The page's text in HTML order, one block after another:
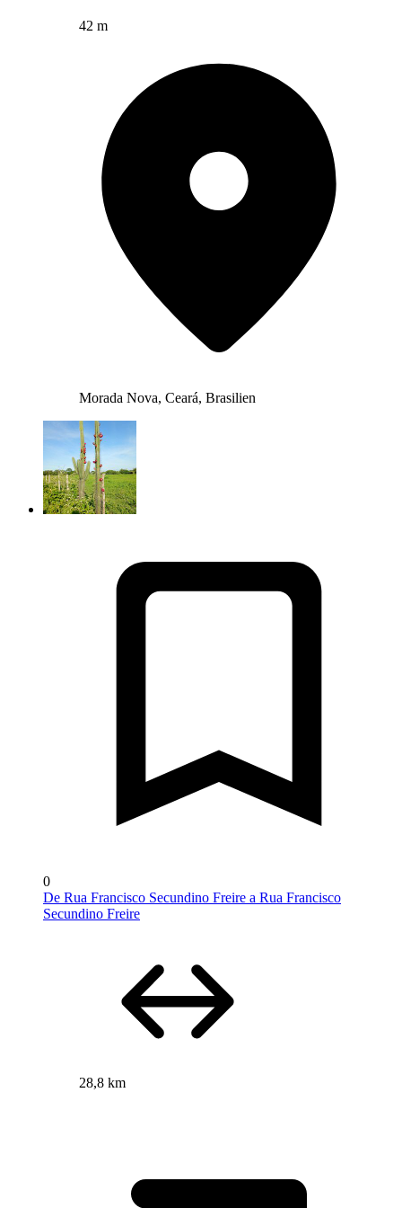
42 m
Morada Nova, Ceará, Brasilien
0
De Rua Francisco Secundino Freire a Rua Francisco
Secundino Freire
28,8 km